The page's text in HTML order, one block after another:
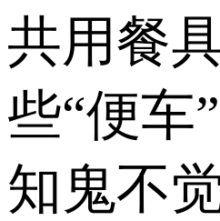
共用餐
些“便车
知鬼不